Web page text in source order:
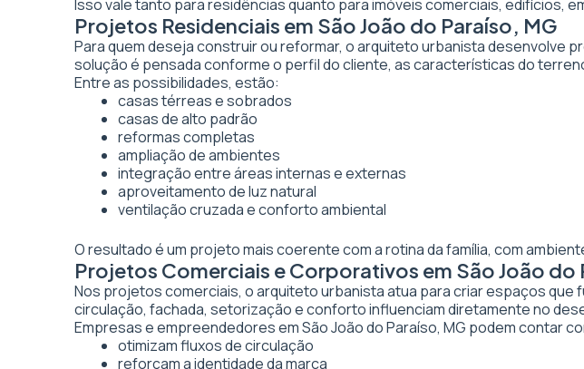
Isso vale tanto para residências quanto para imóveis comerciais, edifícios,
Projetos Residenciais em São João do Paraíso, MG
Para quem deseja construir ou reformar, o arquiteto urbanista desenvolve
solução é pensada conforme o perfil do cliente, as características do
Entre as possibilidades, estão:
casas térreas e sobrados
casas de alto padrão
reformas completas
ampliação de ambientes
integração entre áreas internas e externas
aproveitamento de luz natural
ventilação cruzada e conforto ambiental
O resultado é um projeto mais coerente com a rotina da família, com
Projetos Comerciais e Corporativos em São João do
Nos projetos comerciais, o arquiteto urbanista atua para criar espaços que
circulação, fachada, setorização e conforto influenciam diretamente no
Empresas e empreendedores em São João do Paraíso, MG podem contar
otimizam fluxos de circulação
reforçam a identidade da marca